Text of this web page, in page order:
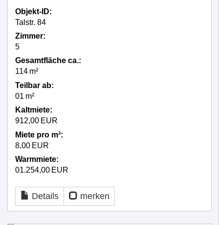
Objekt-ID:
Talstr. 84
Zimmer:
5
Gesamtfläche ca.:
114 m²
Teilbar ab:
01 m²
Kaltmiete:
912,00 EUR
Miete pro m²:
8,00 EUR
Warmmiete:
01.254,00 EUR
Details merken